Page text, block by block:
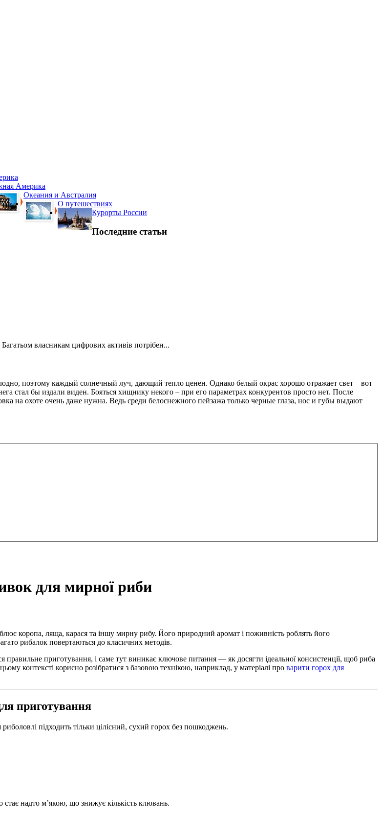
Америка
Океания и Австралия
О путешествиях
Курорты России
Последние статьи
власникам цифрових активів потрібен...
поэтому каждый солнечный луч, дающий тепло ценен. Однако белый окрас хорошо отражает свет – вот
стал бы издали виден. Бояться хищнику некого – при его параметрах конкурентов просто нет. После
на охоте очень даже нужна. Ведь среди белоснежного пейзажа только черные глаза, нос и губы выдают
для мирної риби
коропа, ляща, карася та іншу мирну рибу. Його природний аромат і поживність роблять його
рибалок повертаються до класичних методів.
правильне приготування, і саме тут виникає ключове питання — як досягти ідеальної консистенції, щоб риба
контексті корисно розібратися з базовою технікою, наприклад, у матеріалі про варити горох для
приготування
підходить тільки цілісний, сухий горох без пошкоджень.
надто м’якою, що знижує кількість клювань.